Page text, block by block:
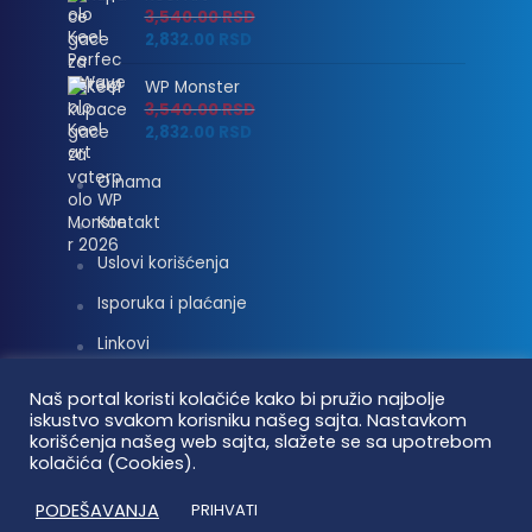
3,540.00RSD
2,832.00 RSD
WP Monster
3,540.00RSD
2,832.00 RSD
O nama
Kontakt
Uslovi korišćenja
Isporuka i plaćanje
Linkovi
Vaterpolo vesti © 2026. Sva prava zadržana.
Naš portal koristi kolačiće kako bi pružio najbolje
iskustvo svakom korisniku našeg sajta. Nastavkom
korišćenja našeg web sajta, slažete se sa upotrebom
kolačića (Cookies).
PODEŠAVANJA
PRIHVATI